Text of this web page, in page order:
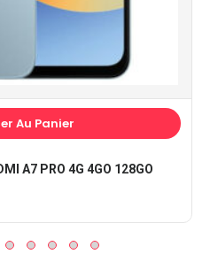
Au Panier
A7 PRO 4G 4GO 128GO